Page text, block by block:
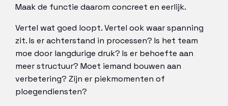
Maak de functie daarom concreet en eerlijk.
Vertel wat goed loopt. Vertel ook waar spanning
zit. Is er achterstand in processen? Is het team
moe door langdurige druk? Is er behoefte aan
meer structuur? Moet iemand bouwen aan
verbetering? Zijn er piekmomenten of
ploegendiensten?